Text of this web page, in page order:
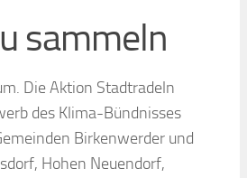
sammeln
Die Aktion Stadtradeln
des Klima-Bündnisses
Birkenwerder und
Hohen Neuendorf,